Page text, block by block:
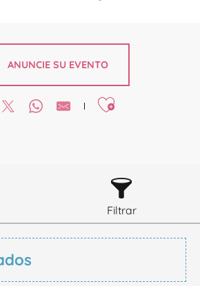
ANUNCIE SU EVENTO
Ajouter aux
Filtrar